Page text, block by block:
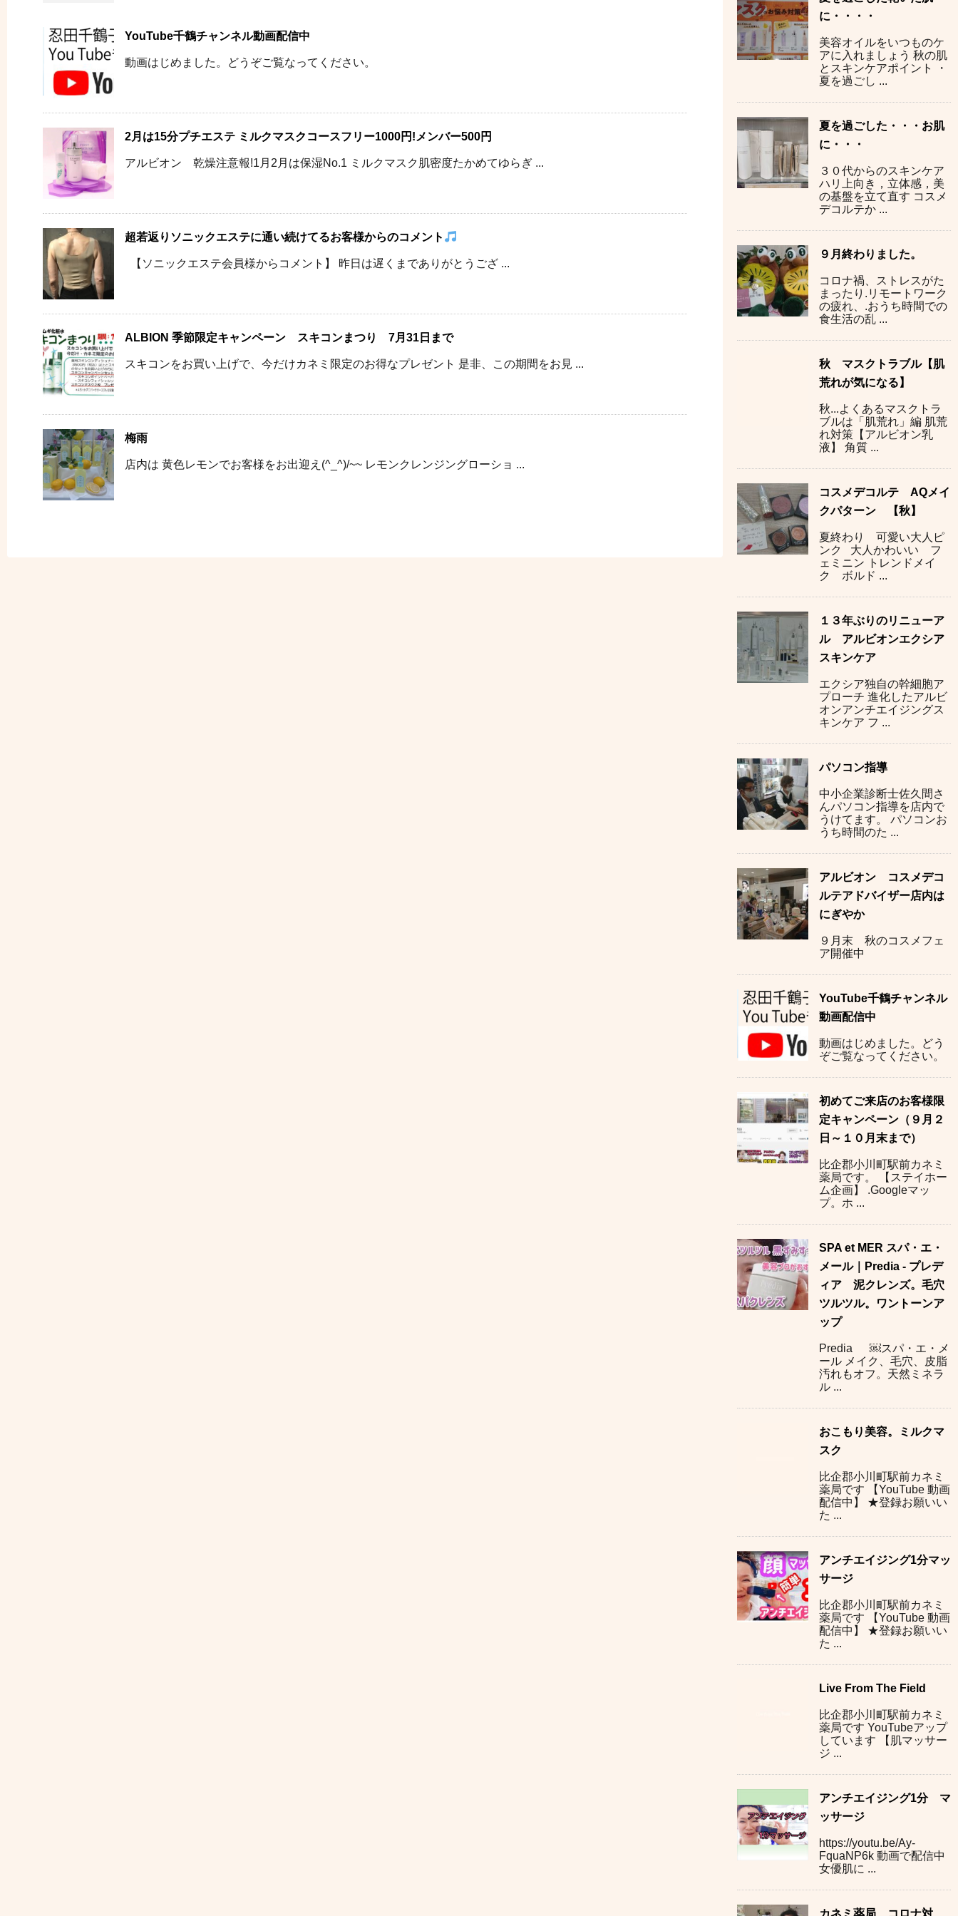
YouTube千鶴チャンネル動画配信中
動画はじめました。どうぞご覧なってください。
2月は15分プチエステ ミルクマスクコースフリー1000円!メンバー500円
アルビオン 乾燥注意報!1月2月は保湿No.1 ミルクマスク肌密度たかめてゆらぎ ...
超若返りソニックエステに通い続けてるお客様からのコメント
【ソニックエステ会員様からコメント】 昨日は遅くまでありがとうござ ...
ALBION 季節限定キャンペーン スキコンまつり 7月31日まで
スキコンをお買い上げで、今だけカネミ限定のお得なプレゼント 是非、この期間をお見 ...
梅雨
店内は 黄色レモンでお客様をお出迎え(^_^)/~~ レモンクレンジングローショ ...
に・・・・
美容オイルをいつものケ
アに入れましょう 秋の肌
とスキンケアポイント ・
夏を過ごし ...
夏を過ごした・・・お肌
に・・・
３０代からのスキンケア
ハリ上向き，立体感，美
の基盤を立て直す コスメ
デコルテか ...
９月終わりました。
コロナ禍、ストレスがた
まったり.リモートワーク
の疲れ、.おうち時間での
食生活の乱 ...
秋 マスクトラブル【肌
荒れが気になる】
秋...よくあるマスクトラ
ブルは「肌荒れ」編 肌荒
れ対策【アルビオン乳
液】 角質 ...
コスメデコルテ AQメイ
クパターン 【秋】
夏終わり 可愛い大人ピ
ンク 大人かわいい フ
ェミニン トレンドメイ
ク ボルド ...
１３年ぶりのリニューア
ル アルビオンエクシア
スキンケア
エクシア独自の幹細胞ア
プローチ 進化したアルビ
オンアンチエイジングス
キンケア フ ...
パソコン指導
中小企業診断士佐久間さ
んパソコン指導を店内で
うけてます。 パソコンお
うち時間のた ...
アルビオン コスメデコ
ルテアドバイザー店内は
にぎやか
９月末 秋のコスメフェ
ア開催中
YouTube千鶴チャンネル
動画配信中
動画はじめました。どう
ぞご覧なってください。
初めてご来店のお客様限
定キャンペーン（９月２
日～１０月末まで）
比企郡小川町駅前カネミ
薬局です。 【ステイホー
ム企画】 .Googleマッ
プ。ホ ...
SPA et MER スパ・エ・
メール｜Predia - プレデ
ィア 泥クレンズ。毛穴
ツルツル。ワントーンア
ップ
Predia ￼スパ・エ・メ
ール メイク、毛穴、皮脂
汚れもオフ。天然ミネラ
ル ...
おこもり美容。ミルクマ
スク
比企郡小川町駅前カネミ
薬局です 【YouTube 動画
配信中】 ★登録お願いい
た ...
アンチエイジング1分マッ
サージ
比企郡小川町駅前カネミ
薬局です 【YouTube 動画
配信中】 ★登録お願いい
た ...
Live From The Field
比企郡小川町駅前カネミ
薬局です YouTubeアップ
しています 【肌マッサー
ジ ...
アンチエイジング1分 マ
ッサージ
https://youtu.be/Ay-
FquaNP6k 動画で配信中
女優肌に ...
カネミ薬局 コロナ対